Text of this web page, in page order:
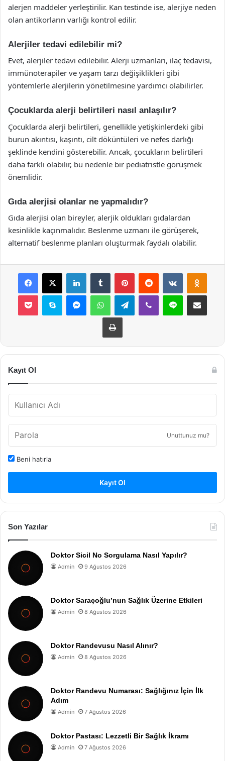
alerjen maddeler yerleştirilir. Kan testinde ise, alerjiye neden
olan antikorların varlığı kontrol edilir.
Alerjiler tedavi edilebilir mi?
Evet, alerjiler tedavi edilebilir. Alerji uzmanları, ilaç tedavisi,
immünoterapiler ve yaşam tarzı değişiklikleri gibi
yöntemlerle alerjilerin yönetilmesine yardımcı olabilirler.
Çocuklarda alerji belirtileri nasıl anlaşılır?
Çocuklarda alerji belirtileri, genellikle yetişkinlerdeki gibi
burun akıntısı, kaşıntı, cilt döküntüleri ve nefes darlığı
şeklinde kendini gösterebilir. Ancak, çocukların belirtileri
daha farklı olabilir, bu nedenle bir pediatristle görüşmek
önemlidir.
Gıda alerjisi olanlar ne yapmalıdır?
Gıda alerjisi olan bireyler, alerjik oldukları gıdalardan
kesinlikle kaçınmalıdır. Beslenme uzmanı ile görüşerek,
alternatif beslenme planları oluşturmak faydalı olabilir.
Facebook
X LinkedInTumblr PinterestReddit VKontakte
Pocket Skype MessengerWhatsAppTelegramViber Line E-Posta ile
Yazdır
Kayıt Ol
Unuttunuz mu?
Beni hatırla
Kayıt Ol
Son Yazılar
Doktor Sicil No Sorgulama Nasıl Yapılır?
Admin 9 Ağustos 2026
Doktor Saraçoğlu’nun Sağlık Üzerine Etkileri
Admin 8 Ağustos 2026
Doktor Randevusu Nasıl Alınır?
Admin 8 Ağustos 2026
Doktor Randevu Numarası: Sağlığınız İçin İlk
Adım
Admin 7 Ağustos 2026
Doktor Pastası: Lezzetli Bir Sağlık İkramı
Admin 7 Ağustos 2026